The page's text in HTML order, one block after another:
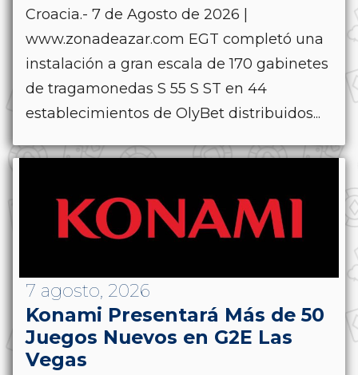
Croacia.- 7 de Agosto de 2026 |
www.zonadeazar.com EGT completó una
instalación a gran escala de 170 gabinetes
de tragamonedas S 55 S ST en 44
establecimientos de OlyBet distribuidos...
7 agosto, 2026
Konami Presentará Más de 50
Juegos Nuevos en G2E Las
Vegas